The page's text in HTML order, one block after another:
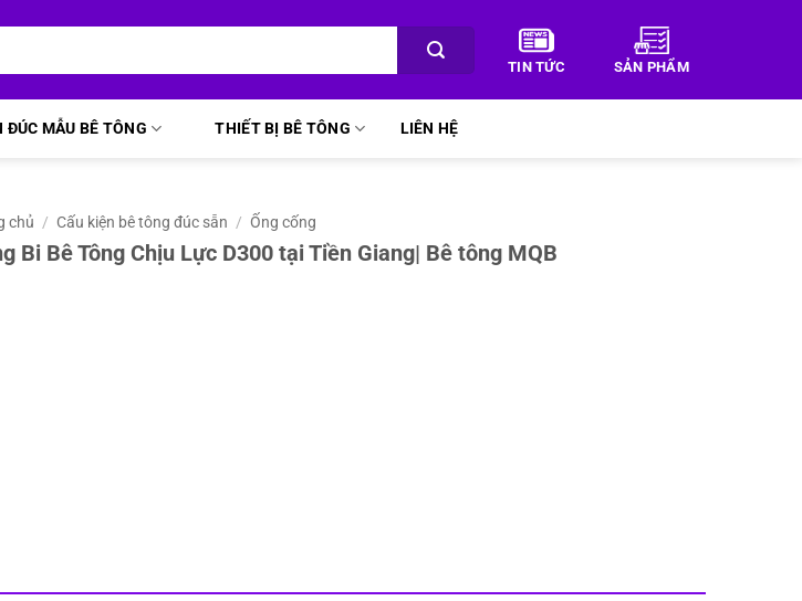
TIN TỨC SẢN PHẨM
ĐÚC MẪU BÊ TÔNG THIẾT BỊ BÊ TÔNG LIÊN HỆ
chủ / Cấu kiện bê tông đúc sẵn / Ống cống
Bi Bê Tông Chịu Lực D300 tại Tiền Giang| Bê tông MQB